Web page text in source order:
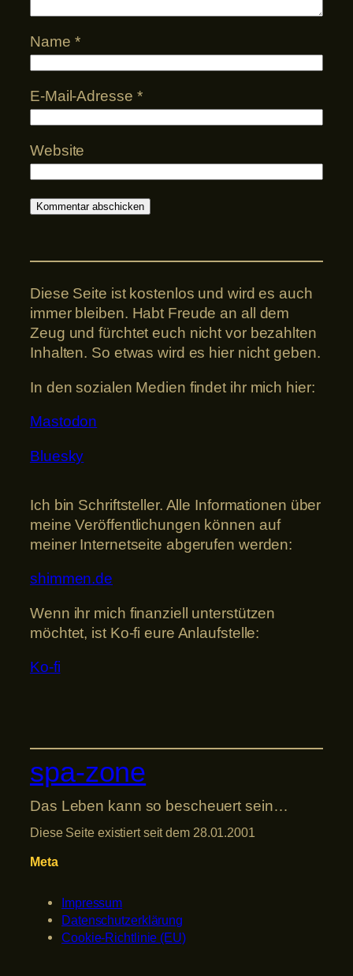
Name *
E-Mail-Adresse *
Website
Diese Seite ist kostenlos und wird es auch
immer bleiben. Habt Freude an all dem
Zeug und fürchtet euch nicht vor bezahlten
Inhalten. So etwas wird es hier nicht geben.
In den sozialen Medien findet ihr mich hier:
Mastodon
Bluesky
Ich bin Schriftsteller. Alle Informationen über
meine Veröffentlichungen können auf
meiner Internetseite abgerufen werden:
shimmen.de
Wenn ihr mich finanziell unterstützen
möchtet, ist Ko-fi eure Anlaufstelle:
Ko-fi
spa-zone
Das Leben kann so bescheuert sein…
Diese Seite existiert seit dem 28.01.2001
Meta
Impressum
Datenschutzerklärung
Cookie-Richtlinie (EU)